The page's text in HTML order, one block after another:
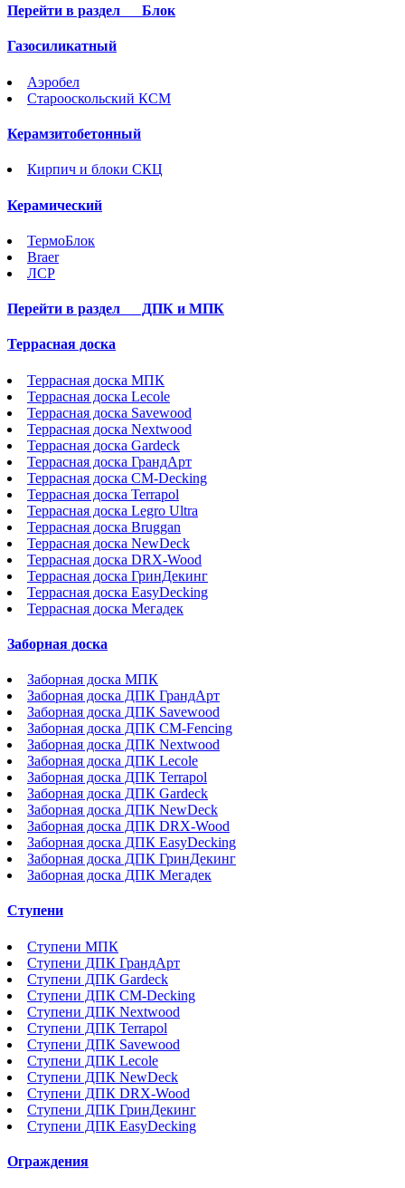
Перейти в раздел Блок
Газосиликатный
Аэробел
Старооскольский КСМ
Керамзитобетонный
Кирпич и блоки СКЦ
Керамический
ТермоБлок
Braer
ЛСР
Перейти в раздел ДПК и МПК
Террасная доска
Террасная доска МПК
Террасная доска Lecole
Террасная доска Savewood
Террасная доска Nextwood
Террасная доска Gardeck
Террасная доска ГрандАрт
Террасная доска CM-Decking
Террасная доска Terrapol
Террасная доска Legro Ultra
Террасная доска Bruggan
Террасная доска NewDeck
Террасная доска DRX-Wood
Террасная доска ГринДекинг
Террасная доска EasyDecking
Террасная доска Мегадек
Заборная доска
Заборная доска МПК
Заборная доска ДПК ГрандАрт
Заборная доска ДПК Savewood
Заборная доска ДПК CM-Fencing
Заборная доска ДПК Nextwood
Заборная доска ДПК Lecole
Заборная доска ДПК Terrapol
Заборная доска ДПК Gardeck
Заборная доска ДПК NewDeck
Заборная доска ДПК DRX-Wood
Заборная доска ДПК EasyDecking
Заборная доска ДПК ГринДекинг
Заборная доска ДПК Мегадек
Ступени
Ступени МПК
Ступени ДПК ГрандАрт
Ступени ДПК Gardeck
Ступени ДПК CM-Decking
Ступени ДПК Nextwood
Ступени ДПК Terrapol
Ступени ДПК Savewood
Ступени ДПК Lecole
Ступени ДПК NewDeck
Ступени ДПК DRX-Wood
Ступени ДПК ГринДекинг
Ступени ДПК EasyDecking
Ограждения